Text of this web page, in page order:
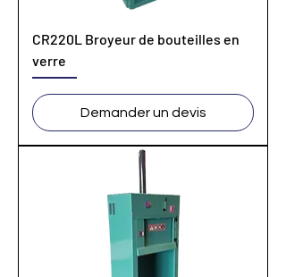
CR220L Broyeur de bouteilles en
verre
Demander un devis